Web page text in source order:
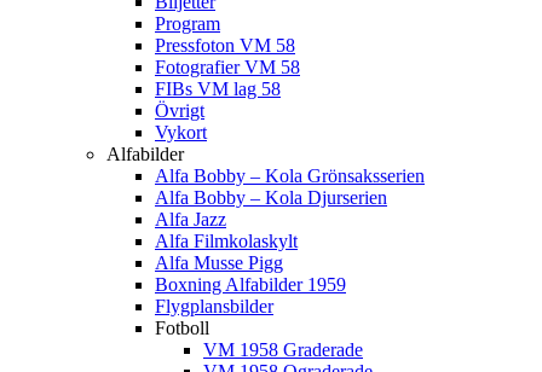
Program
Pressfoton VM 58
Fotografier VM 58
FIBs VM lag 58
Övrigt
Vykort
Alfabilder
Alfa Bobby – Kola Grönsaksserien
Alfa Bobby – Kola Djurserien
Alfa Jazz
Alfa Filmkolaskylt
Alfa Musse Pigg
Boxning Alfabilder 1959
Flygplansbilder
Fotboll
VM 1958 Graderade